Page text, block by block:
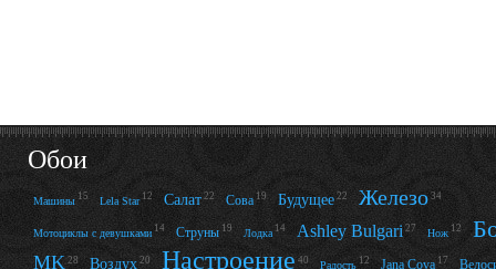
Обои
Машины 15 Lela Star 12 Салат 22 Сова 19 Будущее 22 Железо 34
Мотоциклы с девушками 14 Струны 19 Лодка 14 Ashley Bulgari 27 Нож 12
MK 28 Воздух 20 Настроение 40 Радость 12 Jana Cova 17